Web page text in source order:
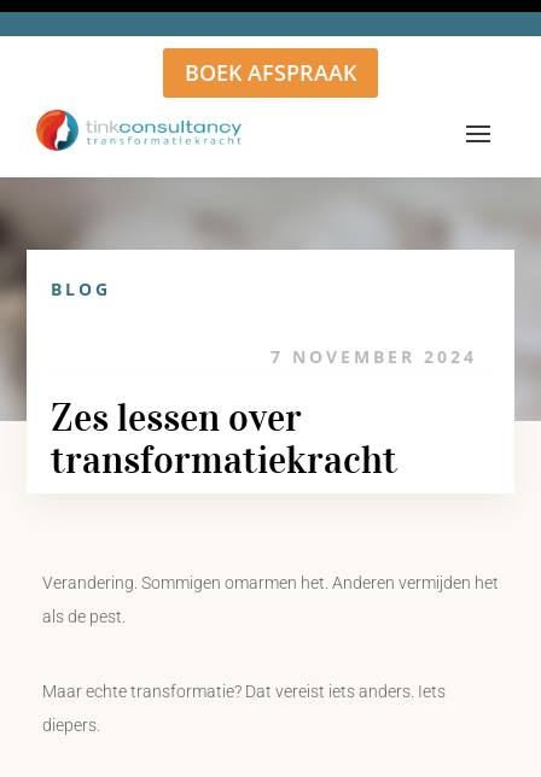
BOEK AFSPRAAK
BLOG
7 NOVEMBER 2024
Zes lessen over
transformatiekracht
Verandering. Sommigen omarmen het. Anderen vermijden het
als de pest.
Maar echte transformatie? Dat vereist iets anders. Iets
diepers.